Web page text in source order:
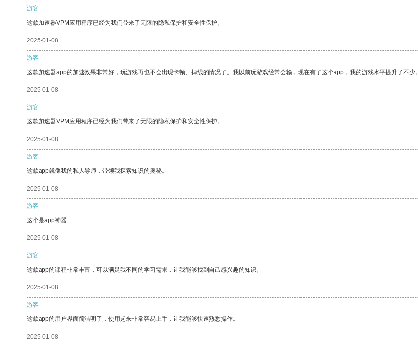
游客
这款加速器VPM应用程序已经为我们带来了无限的隐私保护和安全性保护。
2025-01-08
游客
这款加速器app的加速效果非常好，玩游戏再也不会出现卡顿、掉线的情况了。我以前玩游戏经常会输，现在有了这个app，我的游戏水平提升了不少。
2025-01-08
游客
这款加速器VPM应用程序已经为我们带来了无限的隐私保护和安全性保护。
2025-01-08
游客
这款app就像我的私人导师，带领我探索知识的奥秘。
2025-01-08
游客
这个是app神器
2025-01-08
游客
这款app的课程非常丰富，可以满足我不同的学习需求，让我能够找到自己感兴趣的知识。
2025-01-08
游客
这款app的用户界面简洁明了，使用起来非常容易上手，让我能够快速熟悉操作。
2025-01-08